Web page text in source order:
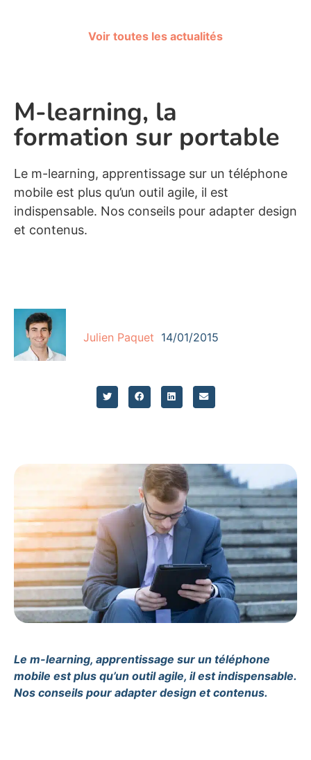
Voir toutes les actualités
M-learning, la
formation sur portable
Le m-learning, apprentissage sur un téléphone
mobile est plus qu’un outil agile, il est
indispensable. Nos conseils pour adapter design
et contenus.
Julien Paquet 14/01/2015
Le m-learning, apprentissage sur un téléphone
mobile est plus qu’un outil agile, il est indispensable.
Nos conseils pour adapter design et contenus.